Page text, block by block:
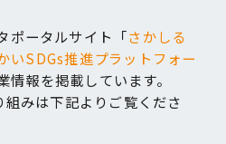
ポータルサイト「さかしる
いSDGs推進プラットフォー
情報を掲載しています。
みは下記よりご覧くださ